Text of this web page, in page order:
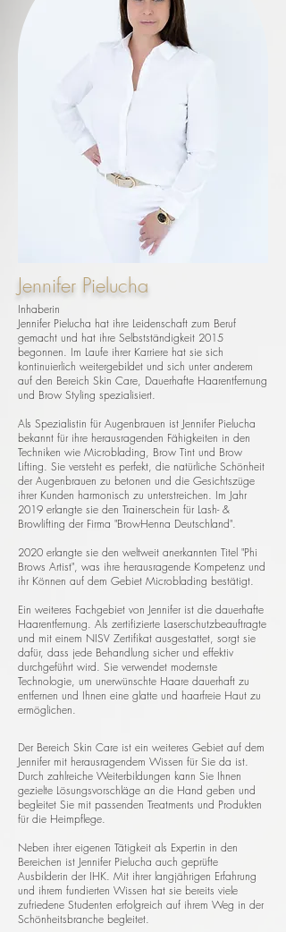
Jennifer Pielucha
Inhaberin
Jennifer Pielucha hat ihre Leidenschaft zum Beruf
gemacht und hat ihre Selbstständigkeit 2015
begonnen. Im Laufe ihrer Karriere hat sie sich
kontinuierlich weitergebildet und sich unter anderem
auf den Bereich Skin Care, Dauerhafte Haarentfernung
und Brow Styling spezialisiert.
Als Spezialistin für Augenbrauen ist Jennifer Pielucha
bekannt für ihre herausragenden Fähigkeiten in den
Techniken wie Microblading, Brow Tint und Brow
Lifting. Sie versteht es perfekt, die natürliche Schönheit
der Augenbrauen zu betonen und die Gesichtszüge
ihrer Kunden harmonisch zu unterstreichen. Im Jahr
2019 erlangte sie den Trainerschein für Lash- &
Browlifting der Firma "BrowHenna Deutschland".
2020 erlangte sie den weltweit anerkannten Titel "Phi
Brows Artist", was ihre herausragende Kompetenz und
ihr Können auf dem Gebiet Microblading bestätigt.
​Ein weiteres Fachgebiet von Jennifer ist die dauerhafte
Haarentfernung. Als zertifizierte Laserschutzbeauftragte
und mit einem NISV Zertifikat ausgestattet, sorgt sie
dafür, dass jede Behandlung sicher und effektiv
durchgeführt wird. Sie verwendet modernste
Technologie, um unerwünschte Haare dauerhaft zu
entfernen und Ihnen eine glatte und haarfreie Haut zu
ermöglichen.
Der Bereich Skin Care ist ein weiteres Gebiet auf dem
Jennifer mit herausragendem Wissen für Sie da ist.
Durch zahlreiche Weiterbildungen kann Sie Ihnen
gezielte Lösungsvorschläge an die Hand geben und
begleitet Sie mit passenden Treatments und Produkten
für die Heimpflege.
Neben ihrer eigenen Tätigkeit als Expertin in den
Bereichen ist Jennifer Pielucha auch geprüfte
Ausbilderin der IHK. Mit ihrer langjährigen Erfahrung
und ihrem fundierten Wissen hat sie bereits viele
zufriedene Studenten erfolgreich auf ihrem Weg in der
Schönheitsbranche begleitet.